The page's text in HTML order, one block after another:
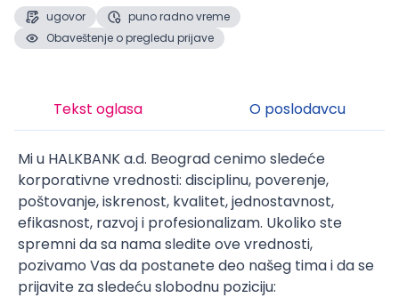
ugovor
puno radno vreme
Obaveštenje o pregledu prijave
Tekst oglasa O poslodavcu
Mi u HALKBANK a.d. Beograd cenimo sledeće
korporativne vrednosti: disciplinu, poverenje,
poštovanje, iskrenost, kvalitet, jednostavnost,
efikasnost, razvoj i profesionalizam. Ukoliko ste
spremni da sa nama sledite ove vrednosti,
pozivamo Vas da postanete deo našeg tima i da se
prijavite za sledeću slobodnu poziciju: